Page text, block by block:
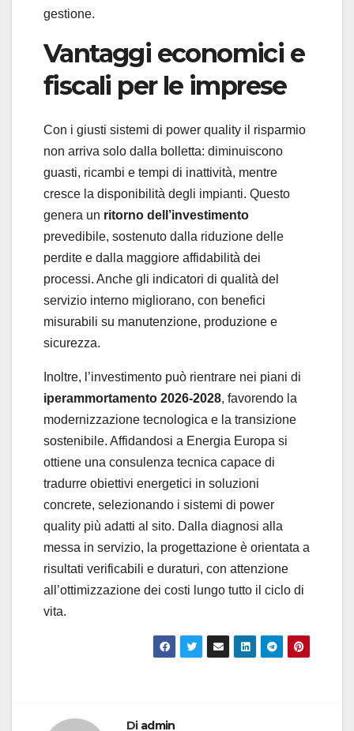
gestione.
Vantaggi economici e
fiscali per le imprese
Con i giusti sistemi di power quality il risparmio
non arriva solo dalla bolletta: diminuiscono
guasti, ricambi e tempi di inattività, mentre
cresce la disponibilità degli impianti. Questo
genera un ritorno dell’investimento
prevedibile, sostenuto dalla riduzione delle
perdite e dalla maggiore affidabilità dei
processi. Anche gli indicatori di qualità del
servizio interno migliorano, con benefici
misurabili su manutenzione, produzione e
sicurezza.
Inoltre, l’investimento può rientrare nei piani di
iperammortamento 2026-2028, favorendo la
modernizzazione tecnologica e la transizione
sostenibile. Affidandosi a Energia Europa si
ottiene una consulenza tecnica capace di
tradurre obiettivi energetici in soluzioni
concrete, selezionando i sistemi di power
quality più adatti al sito. Dalla diagnosi alla
messa in servizio, la progettazione è orientata a
risultati verificabili e duraturi, con attenzione
all’ottimizzazione dei costi lungo tutto il ciclo di
vita.
Di admin